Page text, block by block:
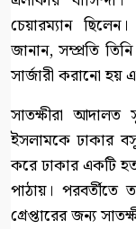
চেয়ারম্যান
জানান, সম্প্রতি
সার্জারী করানো হয়
সাতক্ষীরা
ইসলামকে ঢাকার
করে ঢাকার একটি
পাঠায়। পরবর্তীতে
গ্রেপ্তারের জন্য